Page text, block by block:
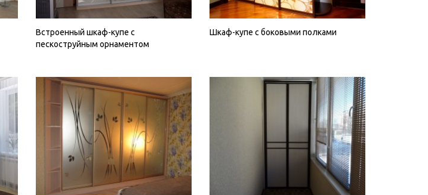
Встроенный шкаф-купе с
пескоструйным орнаментом
Шкаф-купе с боковыми полками